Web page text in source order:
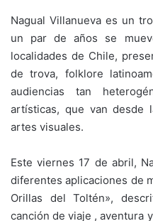
Nagual Villanueva es un
un par de años se
localidades de Chile,
de trova, folklore
audiencias tan
artísticas, que van desde
artes visuales.
Este viernes 17 de abril,
diferentes aplicaciones de
Orillas del Toltén»,
canción de viaje , aventura